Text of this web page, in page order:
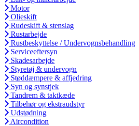
Motor
Olieskift
Rudeskift & stenslag
Rustarbejde
Rustbeskyttelse / Undervognsbehandling
Serviceeftersyn
Skadesarbejde
Styretøj & undervogn
Støddæmpere & affjedring
Syn og synstjek
Tandrem & taktkæde
Tilbehør og ekstraudstyr
Udstødning
Aircondition